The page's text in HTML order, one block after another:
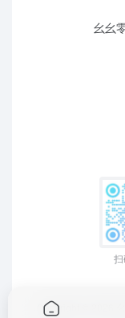
幺幺
Copyright © 2026